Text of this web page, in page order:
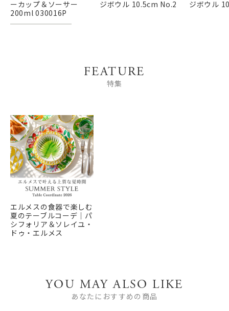
ーカップ＆ソーサー
200ml 030016P
ジボウル 10.5cm No.2
ジボウル
FEATURE
特集
エルメスの食器で楽しむ
夏のテーブルコーデ｜パ
シフォリア＆ソレイユ・
ドゥ・エルメス
YOU MAY ALSO LIKE
あなたにおすすめの商品